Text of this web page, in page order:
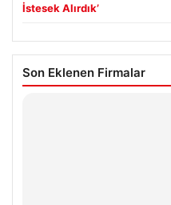
İstesek Alırdık’
Son Eklenen Firmalar